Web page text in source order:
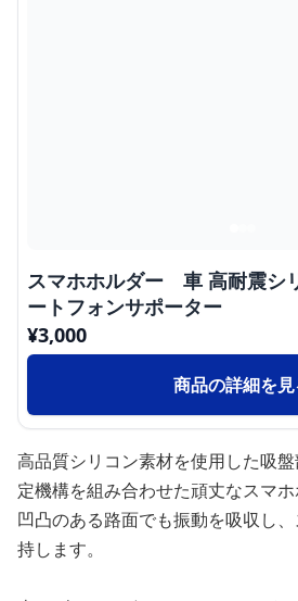
スマホホルダー 車 高耐震シ
ートフォンサポーター
¥3,000
商品の詳細を見
高品質シリコン素材を使用した吸
定機構を組み合わせた頑丈なスマホ
凹凸のある路面でも振動を吸収し
持します。